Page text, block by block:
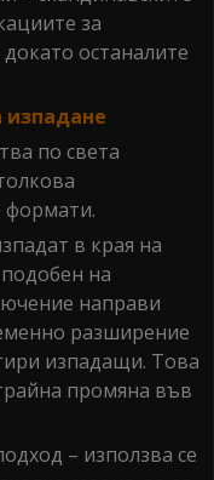
за
останалите
изпадане
по света
формати.
в края на
на
направи
разширение
изпадащи. Това
промяна във
– използва се